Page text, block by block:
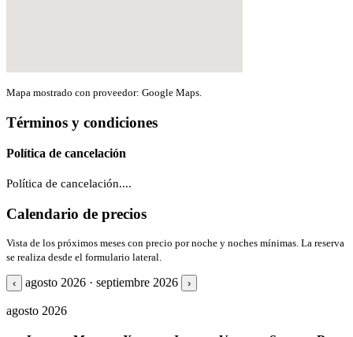
Mapa mostrado con proveedor: Google Maps.
Términos y condiciones
Política de cancelación
Política de cancelación....
Calendario de precios
Vista de los próximos meses con precio por noche y noches mínimas. La reserva
se realiza desde el formulario lateral.
‹ agosto 2026 · septiembre 2026 ›
agosto 2026